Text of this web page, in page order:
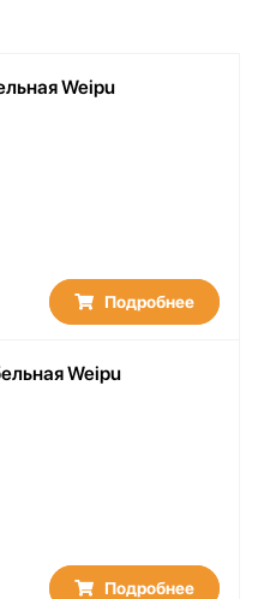
Weipu
Подробнее
Weipu
Подробнее